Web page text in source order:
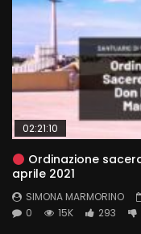
02:21:10
Ordinazione
aprile 2021
SIMONA MARMORINO
0
15K 293